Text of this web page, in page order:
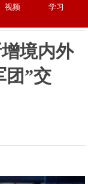
视频
学习
境内外
团”交